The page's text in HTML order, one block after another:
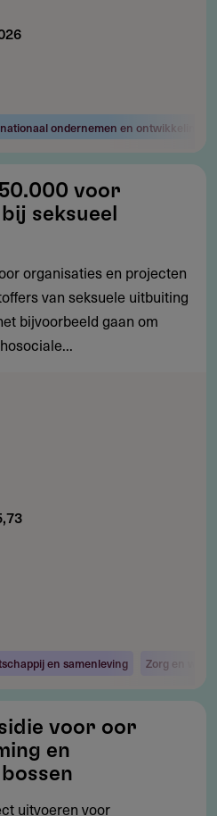
ondernemen en
voor
seksueel
organisaties en projecten
van seksuele uitbuiting
bijvoorbeeld gaan om
en samenleving Zorg en
voor oor
en
uitvoeren voor